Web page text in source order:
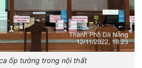
ốp tường trong nội thất